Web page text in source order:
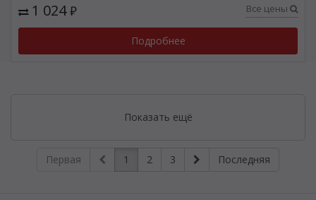
1 024₽ Все цены
Подробнее
Показать ещё
Первая 1 2 3 Последняя